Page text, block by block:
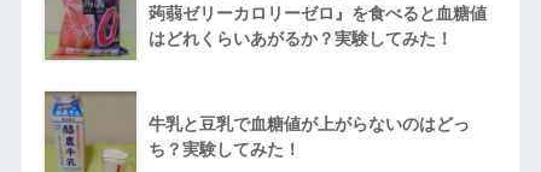
蒟蒻ゼリーカロリーゼロ』を食べると血糖値
はどれくらいあがるか？実験してみた！
牛乳と豆乳で血糖値が上がらないのはどっ
ち？実験してみた！